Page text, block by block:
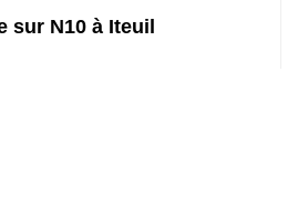
sur N10 à Iteuil